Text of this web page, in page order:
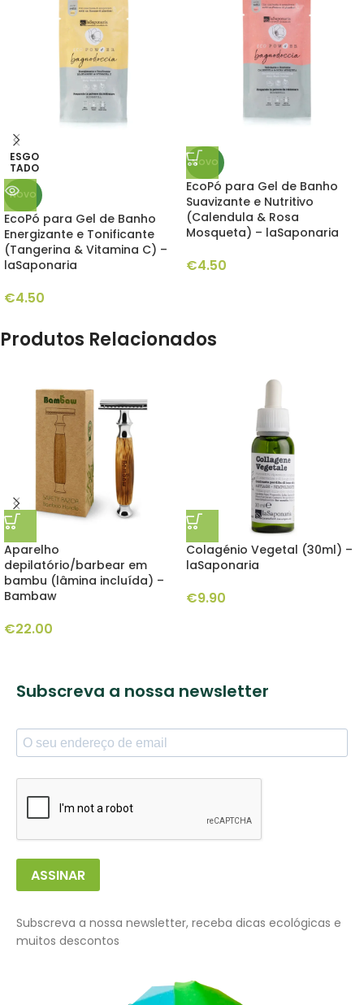
ESGO
TADO
NOVO
EcoPó para Gel de Banho
Energizante e Tonificante
(Tangerina & Vitamina C) –
laSaponaria
€4.50
NOVO
EcoPó para Gel de Banho
Suavizante e Nutritivo
(Calendula & Rosa
Mosqueta) – laSaponaria
€4.50
Produtos Relacionados
Aparelho
depilatório/barbear em
bambu (lâmina incluída) –
Bambaw
€22.00
Colagénio Vegetal (30ml) –
laSaponaria
€9.90
Subscreva a nossa newsletter
ASSINAR
Subscreva a nossa newsletter, receba dicas ecológicas e
muitos descontos